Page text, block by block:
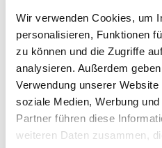
Wir verwenden Cookies, um
personalisieren, Funktionen
zu können und die Zugriffe
analysieren. Außerdem
Verwendung unserer
soziale Medien, Werbung
Partner führen diese
weiteren Daten zusammen,